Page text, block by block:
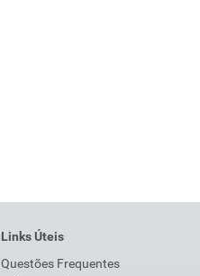
Links Úteis
Questões Frequentes